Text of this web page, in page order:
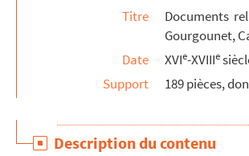
251. Généalogie de la famille de Gaulejac, de
PAPIERS A. PEYRUSSE
PAPIERS MAHUL
Titre
Documents
Gourgounet,
Date
XVIe-XVIIIe
Support
189 pièces,
Description du contenu